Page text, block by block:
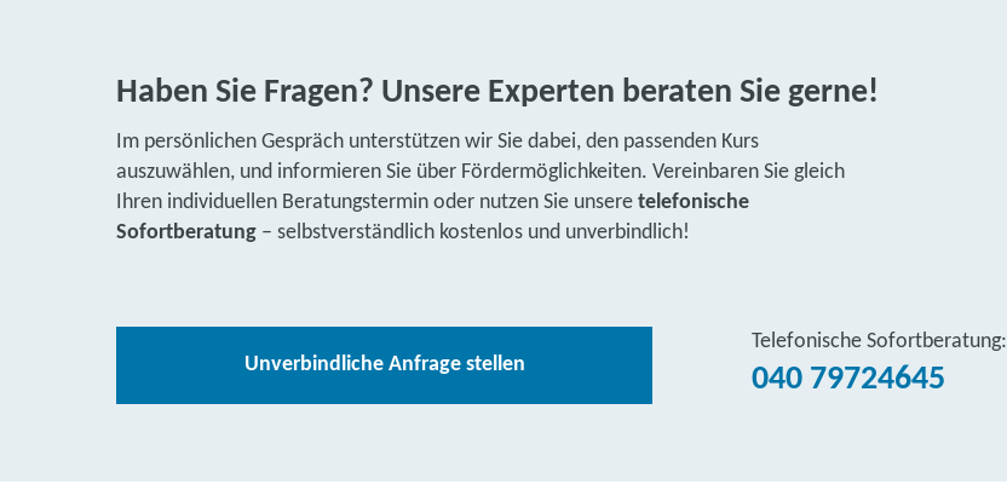
Haben Sie Fragen? Unsere Experten beraten Sie gerne!
Im persönlichen Gespräch unterstützen wir Sie dabei, den passenden Kurs
auszuwählen, und informieren Sie über Fördermöglichkeiten. Vereinbaren Sie gleich
Ihren individuellen Beratungstermin oder nutzen Sie unsere telefonische
Sofortberatung – selbstverständlich kostenlos und unverbindlich!
Unverbindliche Anfrage stellen
Telefonische Sofortberatung:
040 79724645